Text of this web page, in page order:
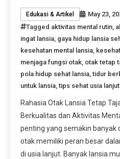
Edukasi & Artikel May 23,
Tagged aktivitas mental rutin
ingat lansia gaya hidup lansia
kesehatan mental lansia
menjaga fungsi otak otak tetap
pola hidup sehat lansia ,tidur
untuk lansia ,tips sehat usia lanjut
Rahasia Otak Lansia Tetap
Berkualitas dan Aktivitas
penting yang semakin banyak
otak memiliki peran besar
di usia lanjut. Banyak lansia